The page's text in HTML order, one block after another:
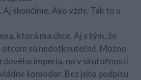
skončíme. Ako vždy. Tak to u
ktorá ma chce. Aj s tým, že
sú nedotknuteľné. Možno
impéria, no v skutočnosti
komodor. Bez jeho podpisu